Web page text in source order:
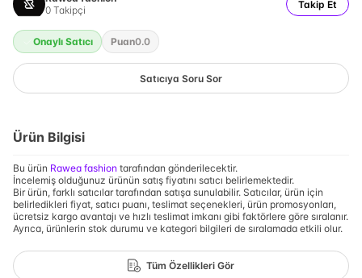
0 Takipçi Takip Et
Onaylı Satıcı Puan0.0
Satıcıya Soru Sor
Ürün Bilgisi
Bu ürün Rawea fashion tarafından gönderilecektir.
İncelemiş olduğunuz ürünün satış fiyatını satıcı belirlemektedir.
Bir ürün, farklı satıcılar tarafından satışa sunulabilir. Satıcılar, ürün için
belirledikleri fiyat, satıcı puanı, teslimat seçenekleri, ürün promosyonları,
ücretsiz kargo avantajı ve hızlı teslimat imkanı gibi faktörlere göre sıralanır.
Ayrıca, ürünlerin stok durumu ve kategori bilgileri de sıralamada etkili olur.
Tüm Özellikleri Gör